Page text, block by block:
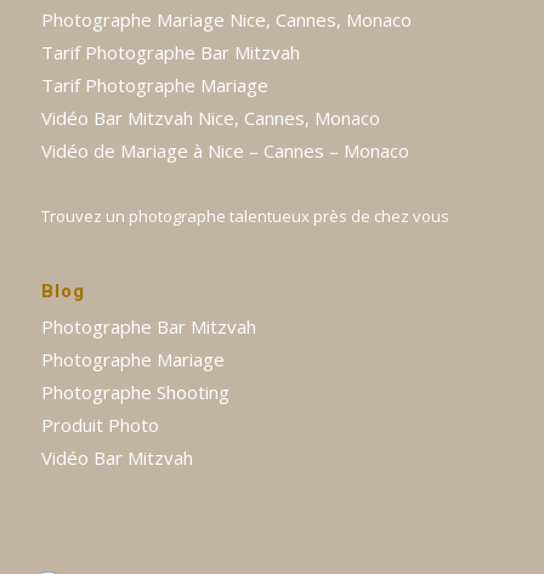
Photographe Mariage Nice, Cannes, Monaco
Tarif Photographe Bar Mitzvah
Tarif Photographe Mariage
Vidéo Bar Mitzvah Nice, Cannes, Monaco
Vidéo de Mariage à Nice – Cannes – Monaco
Trouvez un photographe talentueux près de chez vous
Blog
Photographe Bar Mitzvah
Photographe Mariage
Photographe Shooting
Produit Photo
Vidéo Bar Mitzvah